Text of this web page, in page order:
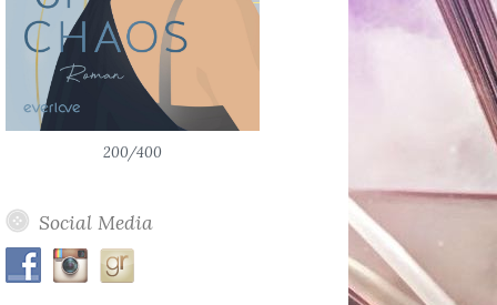
200/400
Social Media